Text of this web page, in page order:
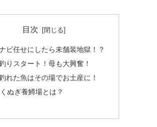
目次
ビ任せにしたら未舗装地獄！？
りスタート！母も大興奮！
れた魚はその場でお土産に！
ぬぎ養鱒場とは？